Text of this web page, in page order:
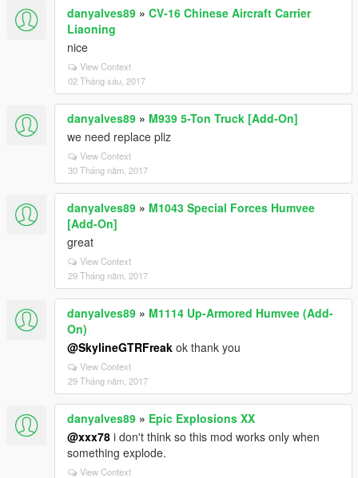
danyalves89 » CV-16 Chinese Aircraft Carrier
Liaoning
nice
View Context
02 Tháng sáu, 2017
danyalves89 » M939 5-Ton Truck [Add-On]
we need replace pliz
View Context
30 Tháng năm, 2017
danyalves89 » M1043 Special Forces Humvee
[Add-On]
great
View Context
29 Tháng năm, 2017
danyalves89 » M1114 Up-Armored Humvee (Add-
On)
@SkylineGTRFreak ok thank you
View Context
29 Tháng năm, 2017
danyalves89 » Epic Explosions XX
@xxx78 i don't think so this mod works only when
something explode.
View Context